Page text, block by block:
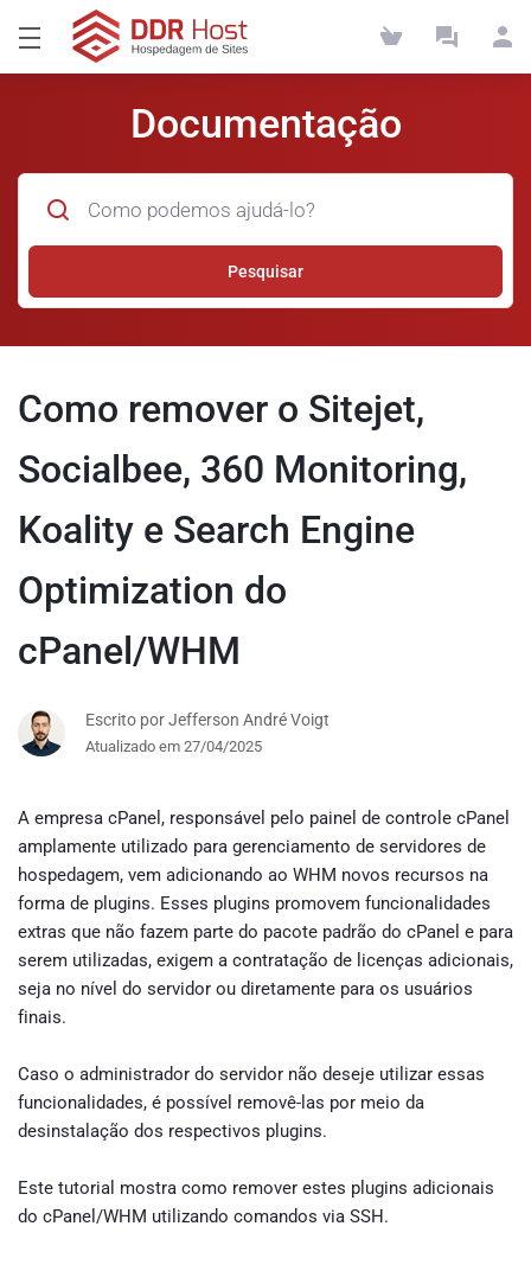
Documentação
Pesquisar
Como remover o Sitejet,
Socialbee, 360 Monitoring,
Koality e Search Engine
Optimization do
cPanel/WHM
Escrito por Jefferson André Voigt
Atualizado em 27/04/2025
A empresa cPanel, responsável pelo painel de controle cPanel
amplamente utilizado para gerenciamento de servidores de
hospedagem, vem adicionando ao WHM novos recursos na
forma de plugins. Esses plugins promovem funcionalidades
extras que não fazem parte do pacote padrão do cPanel e para
serem utilizadas, exigem a contratação de licenças adicionais,
seja no nível do servidor ou diretamente para os usuários
finais.
Caso o administrador do servidor não deseje utilizar essas
funcionalidades, é possível removê-las por meio da
desinstalação dos respectivos plugins.
Este tutorial mostra como remover estes plugins adicionais
do cPanel/WHM utilizando comandos via SSH.